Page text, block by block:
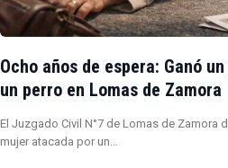
Ocho años de espera: Ganó
un perro en Lomas de Zamora
El Juzgado Civil N°7 de Lomas de Zamora
mujer atacada por un…